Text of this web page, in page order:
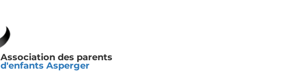
Association des parents
d'enfants Asperger